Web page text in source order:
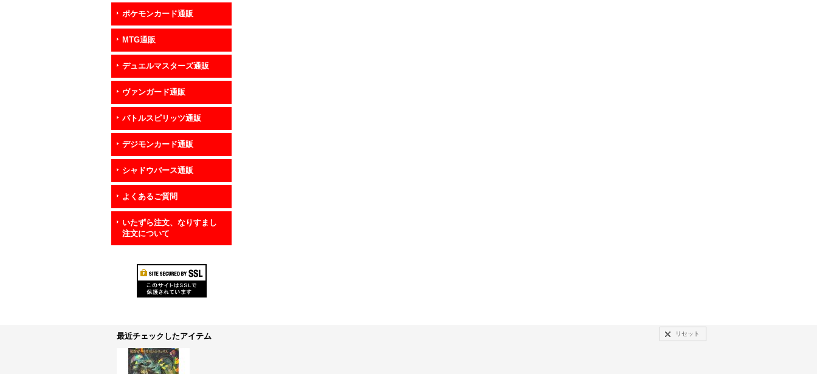
ポケモンカード通販
MTG通販
デュエルマスターズ通販
ヴァンガード通販
バトルスピリッツ通販
デジモンカード通販
シャドウバース通販
よくあるご質問
いたずら注文、なりすまし
注文について
最近チェックしたアイテム リセット